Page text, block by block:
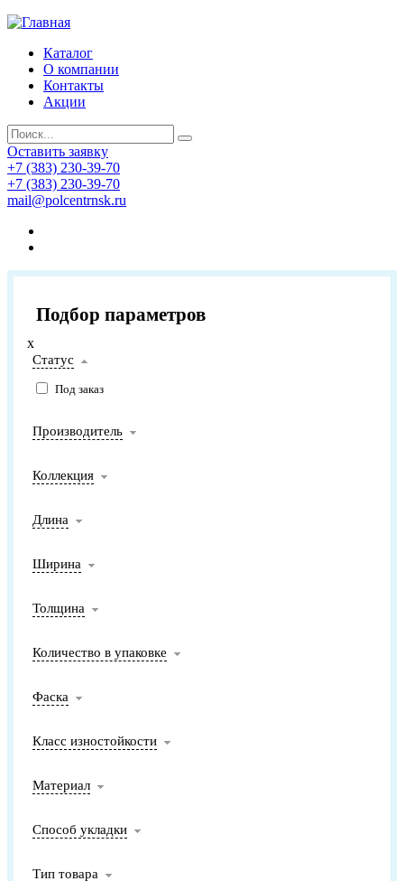
Каталог
О компании
Контакты
Акции
Оставить заявку
+7 (383) 230-39-70
+7 (383) 230-39-70
mail@polcentrnsk.ru
Подбор параметров
x
Статус
Под заказ
Производитель
Коллекция
Длина
Ширина
Толщина
Количество в упаковке
Фаска
Класс изностойкости
Материал
Способ укладки
Тип товара